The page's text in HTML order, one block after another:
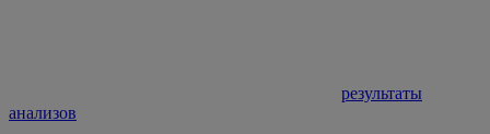
результаты
анализов